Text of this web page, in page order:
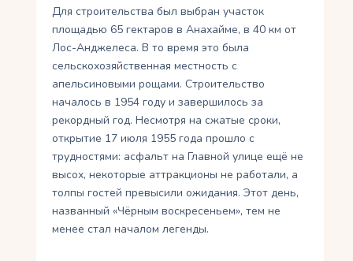
Для строительства был выбран участок
площадью 65 гектаров в Анахайме, в 40 км от
Лос-Анджелеса. В то время это была
сельскохозяйственная местность с
апельсиновыми рощами. Строительство
началось в 1954 году и завершилось за
рекордный год. Несмотря на сжатые сроки,
открытие 17 июля 1955 года прошло с
трудностями: асфальт на Главной улице ещё не
высох, некоторые аттракционы не работали, а
толпы гостей превысили ожидания. Этот день,
названный «Чёрным воскресеньем», тем не
менее стал началом легенды.